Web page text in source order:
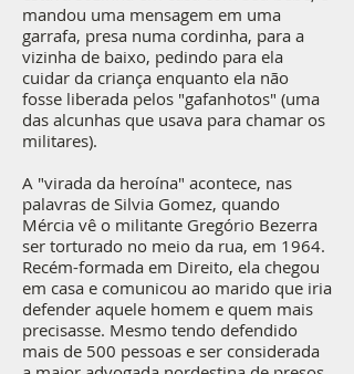
mandou uma mensagem em uma
garrafa, presa numa cordinha, para a
vizinha de baixo, pedindo para ela
cuidar da criança enquanto ela não
fosse liberada pelos "gafanhotos" (uma
das alcunhas que usava para chamar os
militares).
A "virada da heroína" acontece, nas
palavras de Silvia Gomez, quando
Mércia vê o militante Gregório Bezerra
ser torturado no meio da rua, em 1964.
Recém-formada em Direito, ela chegou
em casa e comunicou ao marido que iria
defender aquele homem e quem mais
precisasse. Mesmo tendo defendido
mais de 500 pessoas e ser considerada